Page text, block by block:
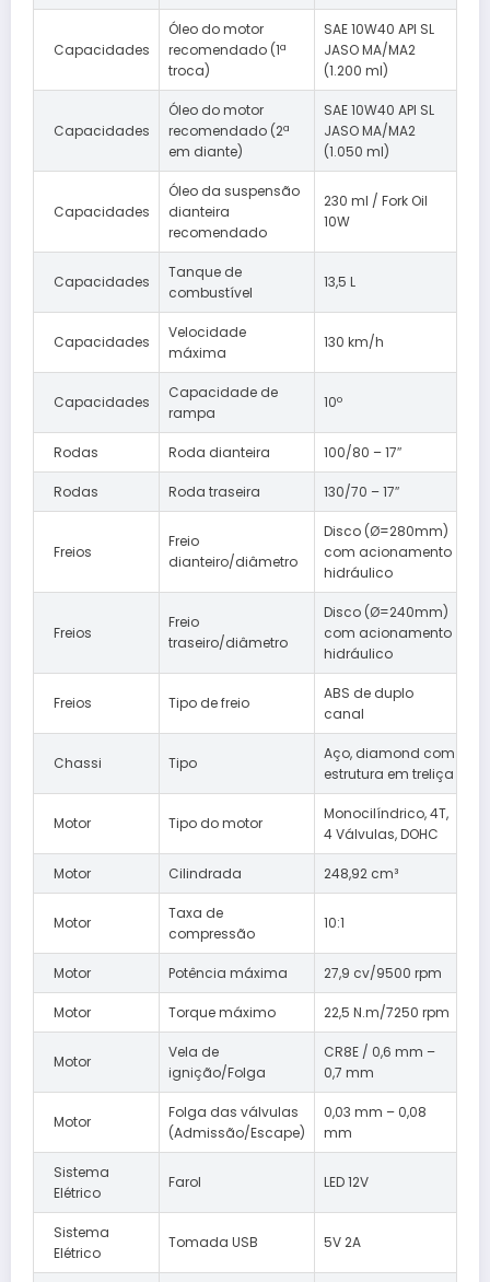
Capacidades
Óleo do motor
recomendado (1ª
troca)
SAE 10W40 API SL
JASO MA/MA2
(1.200 ml)
Capacidades
Óleo do motor
recomendado (2ª
em diante)
SAE 10W40 API SL
JASO MA/MA2
(1.050 ml)
Capacidades
Óleo da suspensão
dianteira
recomendado
230 ml / Fork Oil
10W
Capacidades
Tanque de
combustível
13,5 L
Capacidades
Velocidade
máxima
130 km/h
Capacidades
Capacidade de
rampa
10º
Rodas Roda dianteira 100/80 – 17″
Rodas Roda traseira 130/70 – 17″
Freios
Freio
dianteiro/diâmetro
Disco (Ø=280mm)
com acionamento
hidráulico
Freios
Freio
traseiro/diâmetro
Disco (Ø=240mm)
com acionamento
hidráulico
Freios Tipo de freio
ABS de duplo
canal
Chassi Tipo
Aço, diamond com
estrutura em treliça
Motor Tipo do motor
Monocilíndrico, 4T,
4 Válvulas, DOHC
Motor Cilindrada 248,92 cm³
Motor
Taxa de
compressão
10:1
Motor Potência máxima 27,9 cv/9500 rpm
Motor Torque máximo 22,5 N.m/7250 rpm
Motor
Vela de
ignição/Folga
CR8E / 0,6 mm –
0,7 mm
Motor
Folga das válvulas
(Admissão/Escape)
0,03 mm – 0,08
mm
Sistema
Elétrico
Farol LED 12V
Sistema
Elétrico
Tomada USB 5V 2A